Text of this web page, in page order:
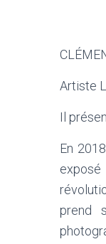
Artiste
Il
En
prend